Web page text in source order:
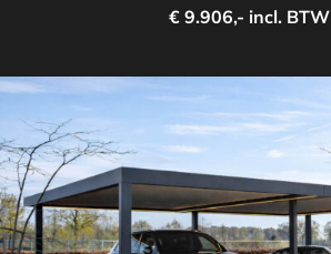
€ 9.906,- incl. BTW